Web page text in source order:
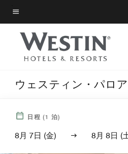
Skip
to
main
content
メニューのテキスト
ウェスティン・パロ
日程 (1 泊)
8月 7日 (金) 8月 8日 (